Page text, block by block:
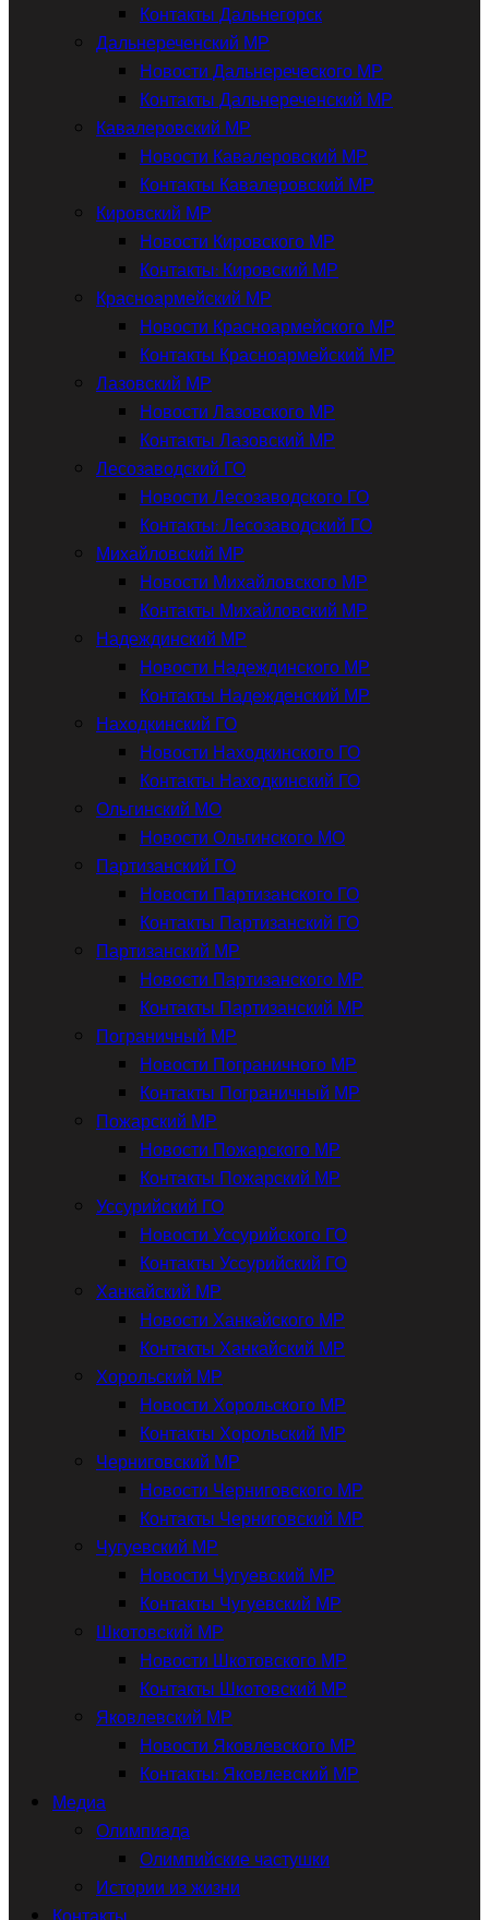
Контакты Дальнегорск
Дальнереченский МР
Новости Дальнереческого МР
Контакты Дальнереченский МР
Кавалеровский МР
Новости Кавалеровский МР
Контакты Кавалеровский МР
Кировский МР
Новости Кировского МР
Контакты: Кировский МР
Красноармейский МР
Новости Красноармейского МР
Контакты Красноармейский МР
Лазовский МР
Новости Лазовского МР
Контакты Лазовский МР
Лесозаводский ГО
Новости Лесозаводского ГО
Контакты: Лесозаводский ГО
Михайловский МР
Новости Михайловского МР
Контакты Михайловский МР
Надеждинский МР
Новости Надеждинского МР
Контакты Надежденский МР
Находкинский ГО
Новости Находкинского ГО
Контакты Находкинский ГО
Ольгинский МО
Новости Ольгинского МО
Партизанский ГО
Новости Партизанского ГО
Контакты Партизанский ГО
Партизанский МР
Новости Партизанского МР
Контакты Партизанский МР
Пограничный МР
Новости Пограничного МР
Контакты Пограничный МР
Пожарский МР
Новости Пожарского МР
Контакты Пожарский МР
Уссурийский ГО
Новости Уссурийского ГО
Контакты Уссурийский ГО
Ханкайский МР
Новости Ханкайского МР
Контакты Ханкайский МР
Хорольский МР
Новости Хорольского МР
Контакты Хорольский МР
Черниговский МР
Новости Черниговского МР
Контакты Черниговский МР
Чугуевский МР
Новости Чугуевский МР
Контакты Чугуевский МР
Шкотовский МР
Новости Шкотовского МР
Контакты Шкотовский МР
Яковлевский МР
Новости Яковлевского МР
Контакты: Яковлевский МР
Медиа
Олимпиада
Олимпийские частушки
Истории из жизни